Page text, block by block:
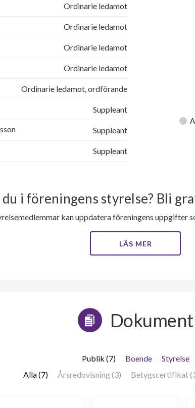
Ordinarie ledamot
Ordinarie ledamot
Ordinarie ledamot
Ordinarie ledamot
Ordinarie ledamot, ordförande
Suppleant
Suppleant
Suppleant
i föreningens styrelse? Bli
kan uppdatera föreningens uppgifter
LÄS MER
Dokument
Publik (7) Boende
Styrelse
Alla (7)
Årsredovisning (3) Betygscertifikat